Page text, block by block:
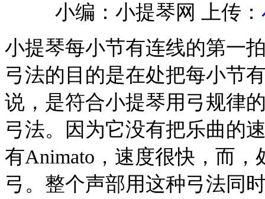
小编：小提琴网 上传：
小提琴每小节有连线的第一
弓法的目的是在处把每小节
说，是符合小提琴用弓规律
弓法。因为它没有把乐曲的
有Animato，速度很快，而
弓。整个声部用这种弓法同